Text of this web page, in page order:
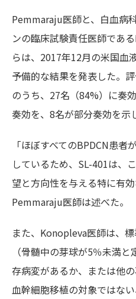
Pemmaraju医師と、白血病
ンの臨床試験責任医師であ
らは、2017年12月の米国血
予備的な結果を発表した。
のうち、27名（84%）に奏
奏効を、8名が部分奏効を示
「ほぼすべてのBPDCN患
しているため、SL-401は、
望と方向性を与える特に有
Pemmaraju医師は述べた。
また、Konopleva医師は、
（骨髄中の芽球が5％未満
存病変があるか、または他
血幹細胞移植の対象ではな